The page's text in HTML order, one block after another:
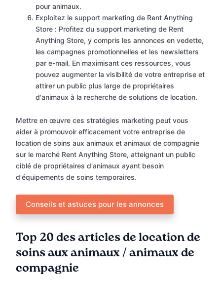
pour animaux.
Exploitez le support marketing de Rent Anything
Store : Profitez du support marketing de Rent
Anything Store, y compris les annonces en vedette,
les campagnes promotionnelles et les newsletters
par e-mail. En maximisant ces ressources, vous
pouvez augmenter la visibilité de votre entreprise et
attirer un public plus large de propriétaires
d'animaux à la recherche de solutions de location.
Mettre en œuvre ces stratégies marketing peut vous
aider à promouvoir efficacement votre entreprise de
location de soins aux animaux et animaux de compagnie
sur le marché Rent Anything Store, atteignant un public
ciblé de propriétaires d'animaux ayant besoin
d'équipements de soins temporaires.
Conseils et astuces pour les annonces
Top 20 des articles de location de
soins aux animaux / animaux de
compagnie